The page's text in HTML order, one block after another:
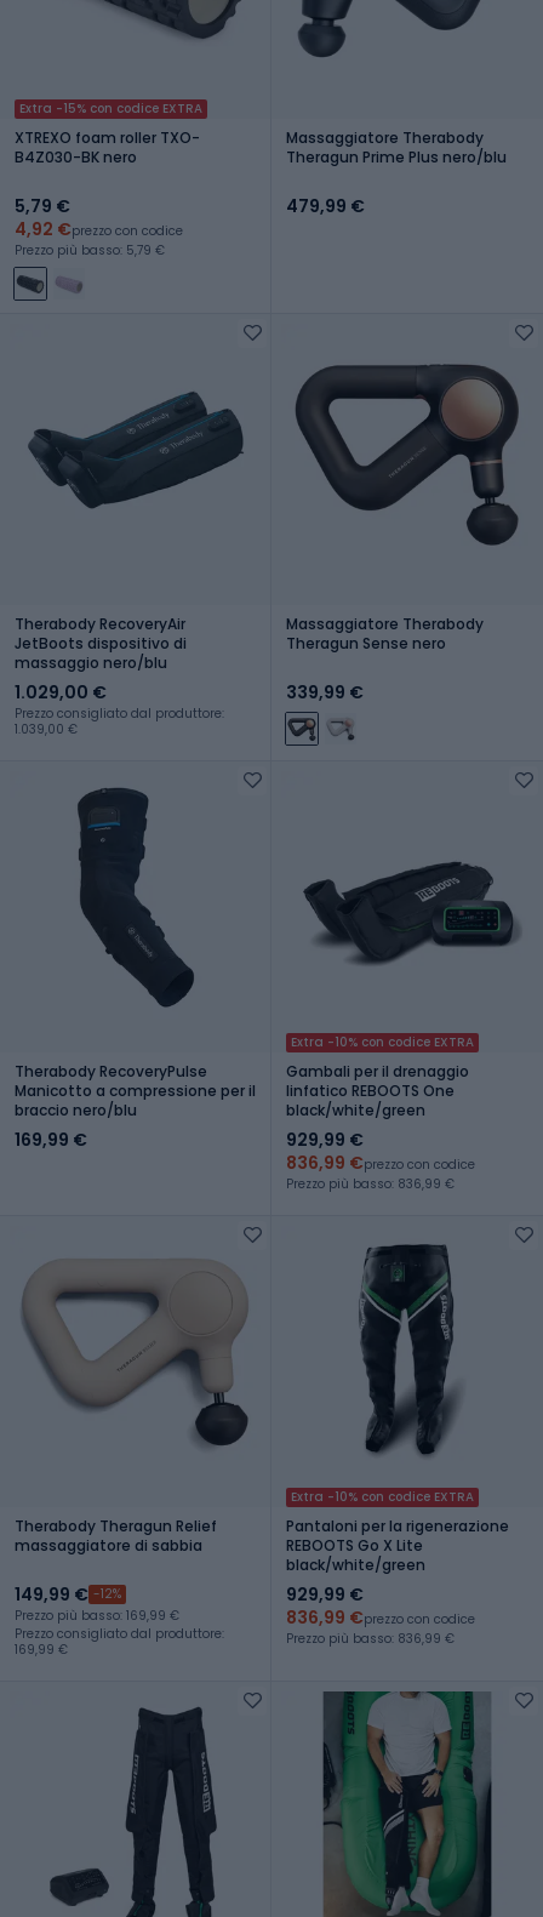
Extra -15% con codice EXTRA
XTREXO foam roller TXO-
B4Z030-BK nero
5,79 €
4,92 €prezzo con codice
Prezzo più basso: 5,79 €
Massaggiatore Therabody
Theragun Prime Plus nero/blu
479,99 €
Therabody RecoveryAir
JetBoots dispositivo di
massaggio nero/blu
1.029,00 €
Prezzo consigliato dal produttore:
1.039,00 €
Massaggiatore Therabody
Theragun Sense nero
339,99 €
Therabody RecoveryPulse
Manicotto a compressione per il
braccio nero/blu
169,99 €
Extra -10% con codice EXTRA
Gambali per il drenaggio
linfatico REBOOTS One
black/white/green
929,99 €
836,99 €prezzo con codice
Prezzo più basso: 836,99 €
Therabody Theragun Relief
massaggiatore di sabbia
149,99 € -12%
Prezzo più basso: 169,99 €
Prezzo consigliato dal produttore:
169,99 €
Extra -10% con codice EXTRA
Pantaloni per la rigenerazione
REBOOTS Go X Lite
black/white/green
929,99 €
836,99 €prezzo con codice
Prezzo più basso: 836,99 €